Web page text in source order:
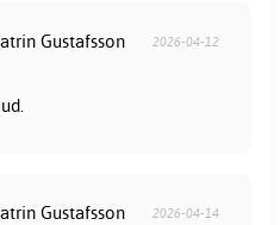
Gustafsson 2026-04-12
Gustafsson 2026-04-14